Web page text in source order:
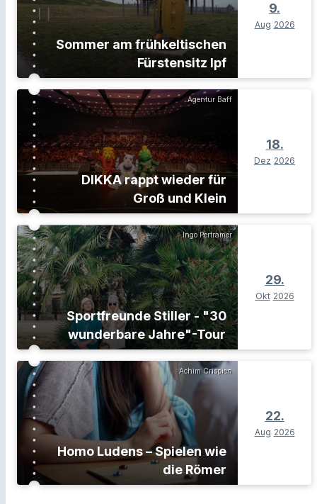
Sommer am frühkeltischen
Fürstensitz Ipf
9.
Aug 2026
Agentur Baff
DIKKA rappt wieder für
Groß und Klein
18.
Dez 2026
Ingo Pertramer
Sportfreunde Stiller - "30
wunderbare Jahre"-Tour
29.
Okt 2026
Achim Crispien
Homo Ludens – Spielen wie
die Römer
22.
Aug 2026